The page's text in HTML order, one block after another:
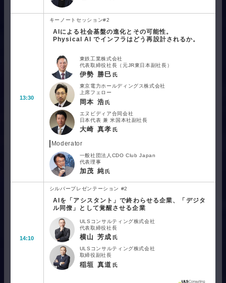
13:30
キーノートセッション#2
AIによる社会基盤の進化とその可能性。
Physical AI でインフラはどう再設計されるか。
東鉄工業株式会社
代表取締役社長（元JR東日本副社長）
伊勢 勝巳 氏
東京電力ホールディングス株式会社
上席フェロー
岡本 浩 氏
エヌビディア合同会社
日本代表 兼 米国本社副社長
大崎 真孝 氏
Moderator
一般社団法人CDO Club Japan
代表理事
加茂 純氏
14:10
シルバープレゼンテーション #2
AIを「アシスタント」で終わらせる企業、「デジタ
ル同僚」として覚醒させる企業
ULSコンサルティング株式会社
代表取締役社長
横山 芳成 氏
ULSコンサルティング株式会社
取締役副社長
稲垣 真道 氏